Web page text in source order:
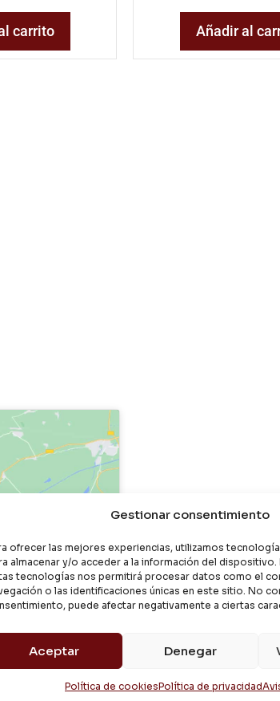
Gestionar consentimiento
ofrecer las mejores experiencias, utilizamos
almacenar y/o acceder a la información del
tecnologías nos permitirá procesar datos como el
o las identificaciones únicas en este sitio. No
puede afectar negativamente a ciertas
Aceptar Denegar
Política de cookiesPolítica de privacidad
carrito Añadir al